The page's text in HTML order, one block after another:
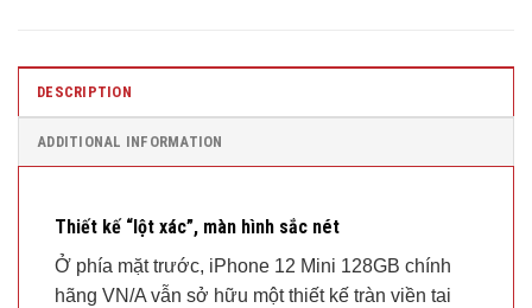
DESCRIPTION
ADDITIONAL INFORMATION
Thiết kế “lột xác”, màn hình sắc nét
Ở phía mặt trước, iPhone 12 Mini 128GB chính
hãng VN/A vẫn sở hữu một thiết kế tràn viền tai